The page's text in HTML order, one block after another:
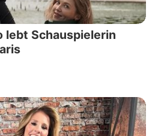
lebt Schauspielerin